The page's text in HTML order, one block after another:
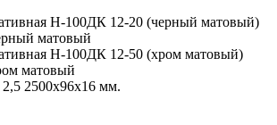
Н-100ДК 12-20 (черный матовый)
матовый
Н-100ДК 12-50 (хром матовый)
матовый
2500х96х16 мм.